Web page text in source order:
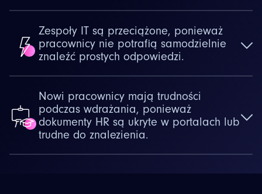
Zespoły IT są przeciążone, ponieważ
pracownicy nie potrafią samodzielnie
znaleźć prostych odpowiedzi.
Nowi pracownicy mają trudności
podczas wdrażania, ponieważ
dokumenty HR są ukryte w portalach lub
trudne do znalezienia.